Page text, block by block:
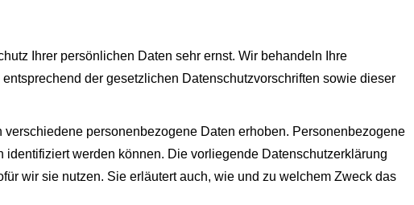
Ihrer persönlichen Daten sehr ernst. Wir behandeln Ihre
der gesetzlichen Datenschutzvorschriften sowie dieser
personenbezogene Daten erhoben. Personenbezogene
identifiziert werden können. Die vorliegende Datenschutzerklärung
wir sie nutzen. Sie erläutert auch, wie und zu welchem Zweck das